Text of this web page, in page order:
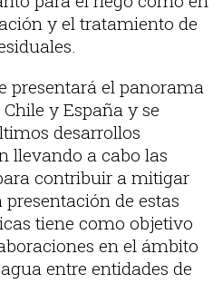
y el tratamiento de
presentará el panorama
y España y se
desarrollos
llevando a cabo las
contribuir a mitigar
de estas
tiene como objetivo
en el ámbito
entre entidades de